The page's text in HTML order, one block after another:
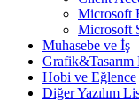
Microsoft
Microsoft
Muhasebe ve İş
Grafik&Tasarım
Hobi ve Eğlence
Diğer Yazılım